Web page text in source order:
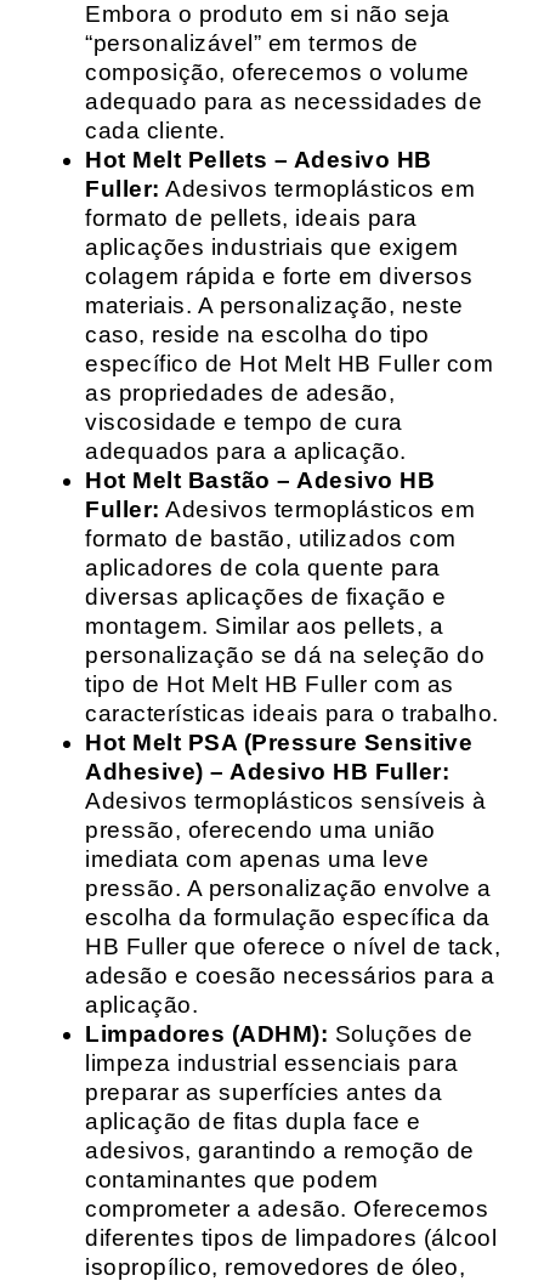
Embora o produto em si não seja
“personalizável” em termos de
composição, oferecemos o volume
adequado para as necessidades de
cada cliente.
Hot Melt Pellets – Adesivo HB
Fuller: Adesivos termoplásticos em
formato de pellets, ideais para
aplicações industriais que exigem
colagem rápida e forte em diversos
materiais. A personalização, neste
caso, reside na escolha do tipo
específico de Hot Melt HB Fuller com
as propriedades de adesão,
viscosidade e tempo de cura
adequados para a aplicação.
Hot Melt Bastão – Adesivo HB
Fuller: Adesivos termoplásticos em
formato de bastão, utilizados com
aplicadores de cola quente para
diversas aplicações de fixação e
montagem. Similar aos pellets, a
personalização se dá na seleção do
tipo de Hot Melt HB Fuller com as
características ideais para o trabalho.
Hot Melt PSA (Pressure Sensitive
Adhesive) – Adesivo HB Fuller:
Adesivos termoplásticos sensíveis à
pressão, oferecendo uma união
imediata com apenas uma leve
pressão. A personalização envolve a
escolha da formulação específica da
HB Fuller que oferece o nível de tack,
adesão e coesão necessários para a
aplicação.
Limpadores (ADHM): Soluções de
limpeza industrial essenciais para
preparar as superfícies antes da
aplicação de fitas dupla face e
adesivos, garantindo a remoção de
contaminantes que podem
comprometer a adesão. Oferecemos
diferentes tipos de limpadores (álcool
isopropílico, removedores de óleo,